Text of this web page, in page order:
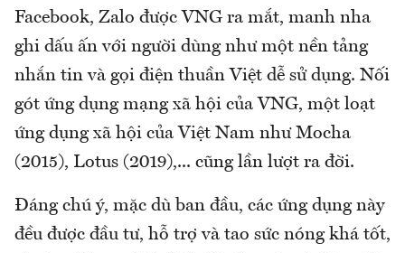
Facebook, Zalo được VNG ra mắt, manh nha
ghi dấu ấn với người dùng như một nền tảng
nhắn tin và gọi điện thuần Việt dễ sử dụng. Nối
gót ứng dụng mạng xã hội của VNG, một loạt
ứng dụng xã hội của Việt Nam như Mocha
(2015), Lotus (2019),... cũng lần lượt ra đời.
Đáng chú ý, mặc dù ban đầu, các ứng dụng này
đều được đầu tư, hỗ trợ và tao sức nóng khá tốt,